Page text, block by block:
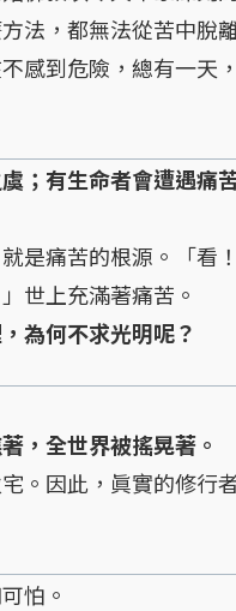
法，都無法從苦中脫
感到危險，總有一天
；有生命者會遭遇痛
是痛苦的根源。「看
世上充滿著痛苦。
為何不求光明呢？
，全世界被搖晃著。
。因此，眞實的修行
怕。